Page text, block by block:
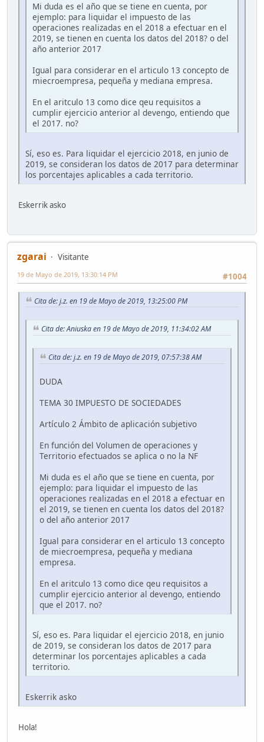
Mi duda es el año que se tiene en cuenta, por
ejemplo: para liquidar el impuesto de las
operaciones realizadas en el 2018 a efectuar en el
2019, se tienen en cuenta los datos del 2018? o del
año anterior 2017
Igual para considerar en el articulo 13 concepto de
miecroempresa, pequeña y mediana empresa.
En el aritculo 13 como dice qeu requisitos a
cumplir ejercicio anterior al devengo, entiendo que
el 2017. no?
Sí, eso es. Para liquidar el ejercicio 2018, en junio de
2019, se consideran los datos de 2017 para determinar
los porcentajes aplicables a cada territorio.
Eskerrik asko
zgarai
Visitante
#1004
19 de Mayo de 2019, 13:30:14 PM
Cita de: j.z. en 19 de Mayo de 2019, 13:25:00 PM
Cita de: Aniuska en 19 de Mayo de 2019, 11:34:02 AM
Cita de: j.z. en 19 de Mayo de 2019, 07:57:38 AM
DUDA
TEMA 30 IMPUESTO DE SOCIEDADES
Artículo 2 Ámbito de aplicación subjetivo
En función del Volumen de operaciones y
Territorio efectuados se aplica o no la NF
Mi duda es el año que se tiene en cuenta, por
ejemplo: para liquidar el impuesto de las
operaciones realizadas en el 2018 a efectuar en
el 2019, se tienen en cuenta los datos del 2018?
o del año anterior 2017
Igual para considerar en el articulo 13 concepto
de miecroempresa, pequeña y mediana
empresa.
En el aritculo 13 como dice qeu requisitos a
cumplir ejercicio anterior al devengo, entiendo
que el 2017. no?
Sí, eso es. Para liquidar el ejercicio 2018, en junio
de 2019, se consideran los datos de 2017 para
determinar los porcentajes aplicables a cada
territorio.
Eskerrik asko
Hola!